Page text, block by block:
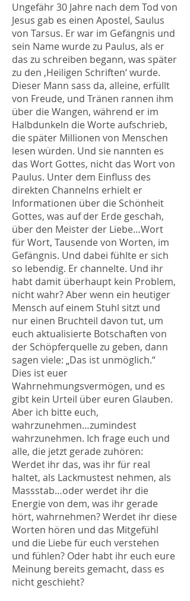
Ungefähr 30 Jahre nach dem Tod von
Jesus gab es einen Apostel, Saulus
von Tarsus. Er war im Gefängnis und
sein Name wurde zu Paulus, als er
das zu schreiben begann, was später
zu den ‚Heiligen Schriften‘ wurde.
Dieser Mann sass da, alleine, erfüllt
von Freude, und Tränen rannen ihm
über die Wangen, während er im
Halbdunkeln die Worte aufschrieb,
die später Millionen von Menschen
lesen würden. Und sie nannten es
das Wort Gottes, nicht das Wort von
Paulus. Unter dem Einfluss des
direkten Channelns erhielt er
Informationen über die Schönheit
Gottes, was auf der Erde geschah,
über den Meister der Liebe…Wort
für Wort, Tausende von Worten, im
Gefängnis. Und dabei fühlte er sich
so lebendig. Er channelte. Und ihr
habt damit überhaupt kein Problem,
nicht wahr? Aber wenn ein heutiger
Mensch auf einem Stuhl sitzt und
nur einen Bruchteil davon tut, um
euch aktualisierte Botschaften von
der Schöpferquelle zu geben, dann
sagen viele: „Das ist unmöglich.“
Dies ist euer
Wahrnehmungsvermögen, und es
gibt kein Urteil über euren Glauben.
Aber ich bitte euch,
wahrzunehmen…zumindest
wahrzunehmen. Ich frage euch und
alle, die jetzt gerade zuhören:
Werdet ihr das, was ihr für real
haltet, als Lackmustest nehmen, als
Massstab…oder werdet ihr die
Energie von dem, was ihr gerade
hört, wahrnehmen? Werdet ihr diese
Worten hören und das Mitgefühl
und die Liebe für euch verstehen
und fühlen? Oder habt ihr euch eure
Meinung bereits gemacht, dass es
nicht geschieht?